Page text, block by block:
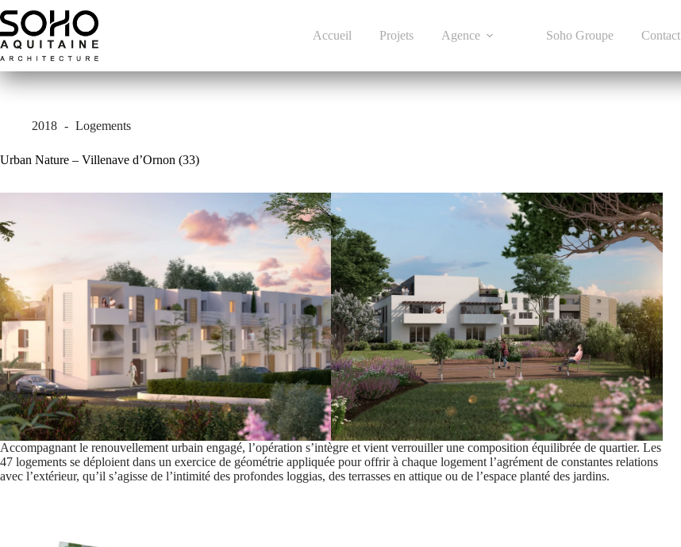
au
contenu
Accueil Projets Agence Soho Groupe Contact
2018 Logements
Urban Nature – Villenave d’Ornon (33)
Accompagnant le renouvellement urbain engagé, l’opération s’intègre et vient verrouiller une composition équilibrée de quartier. Les
47 logements se déploient dans un exercice de géométrie appliquée pour offrir à chaque logement l’agrément de constantes relations
avec l’extérieur, qu’il s’agisse de l’intimité des profondes loggias, des terrasses en attique ou de l’espace planté des jardins.